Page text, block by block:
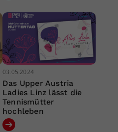
03.05.2024
Das Upper Austria
Ladies Linz lässt die
Tennismütter
hochleben